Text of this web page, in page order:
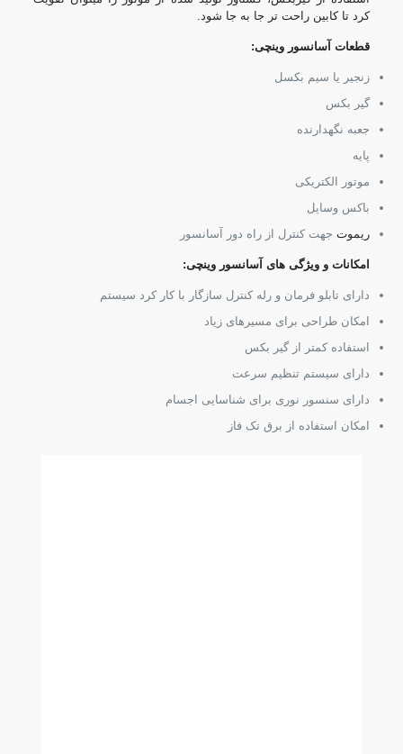
کرد تا کابین راحت تر جا به جا شود.
قطعات آسانسور وینچی:
زنجیر یا سیم بکسل
گیر بکس
جعبه نگهدارنده
پایه
موتور الکتریکی
باکس وسایل
ریموتجهت کنترل از راه دور آسانسور
امکانات و ویژگی های آسانسور وینچی:
دارای تابلو فرمان و رله کنترل سازگار با کار کرد سیستم
امکان طراحی برای مسیرهای زیاد
استفاده کمتر از گیر بکس
دارای سیستم تنظیم سرعت
دارای سنسور نوری برای شناسایی اجسام
امکان استفاده از برق تک فاز